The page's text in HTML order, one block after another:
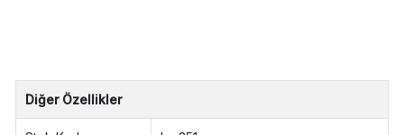
Diğer Özellikler